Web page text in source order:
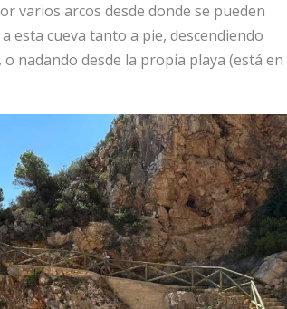
varios arcos desde donde se pueden
esta cueva tanto a pie, descendiendo
nadando desde la propia playa (está en